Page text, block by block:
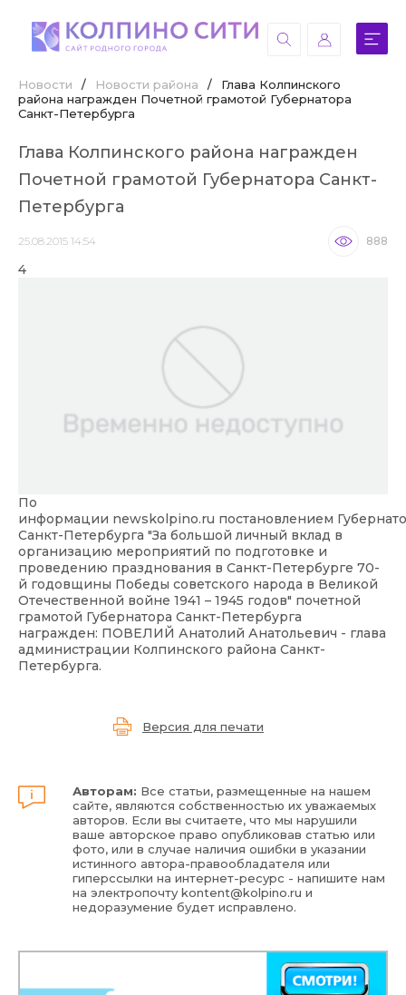
Новости / Новости района /
Глава Колпинского
района награжден Почетной грамотой Губернатора
Санкт-Петербурга
Глава Колпинского района награжден
Почетной грамотой Губернатора Санкт-
Петербурга
25.08.2015 14:54 888
4
По
информации newskolpino.ru постановлением
Санкт-Петербурга "За большой личный вклад в
организацию мероприятий по подготовке и
проведению празднования в Санкт-Петербурге 70-
й годовщины Победы советского народа в Великой
Отечественной войне 1941 – 1945 годов" почетной
грамотой Губернатора Санкт-Петербурга
награжден: ПОВЕЛИЙ Анатолий Анатольевич - глава
администрации Колпинского района Санкт-
Петербурга.
Версия для печати
Авторам: Все статьи, размещенные на нашем
сайте, являются собственностью их уважаемых
авторов. Если вы считаете, что мы нарушили
ваше авторское право опубликовав статью или
фото, или в случае наличия ошибки в указании
истинного автора-правообладателя или
гиперссылки на интернет-ресурс - напишите нам
на электропочтуkontent@kolpino.ru и
недоразумение будет исправлено.